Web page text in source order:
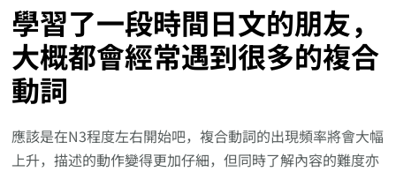
學習了一段時間日文的朋友，
大概都會經常遇到很多的複合
動詞
應該是在N3程度左右開始吧，複合動詞的出現頻率將會大幅
上升，描述的動作變得更加仔細，但同時了解內容的難度亦